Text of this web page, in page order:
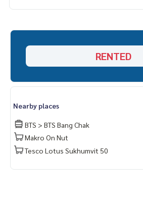
(ไทย) K.เอ็กซ์ ปริณวัชญณ์095-645-9656
061-496-1485
Line official : @matchingproperty (มี @
.
นท์ โรงแรม รีสอร์ท กับทีมงานอสังหาฯมืออ
ะบบเครือข่าย และใช้เทคโนโลยีล่าสุดในก
กค้าได้อย่างรวดเร็ว
.
เช่า คอนโด Regent Home Sukhumvit
RENTED
Nearby places
BTS > BTS Bang Chak
Makro On Nut
Tesco Lotus Sukhumvit 50